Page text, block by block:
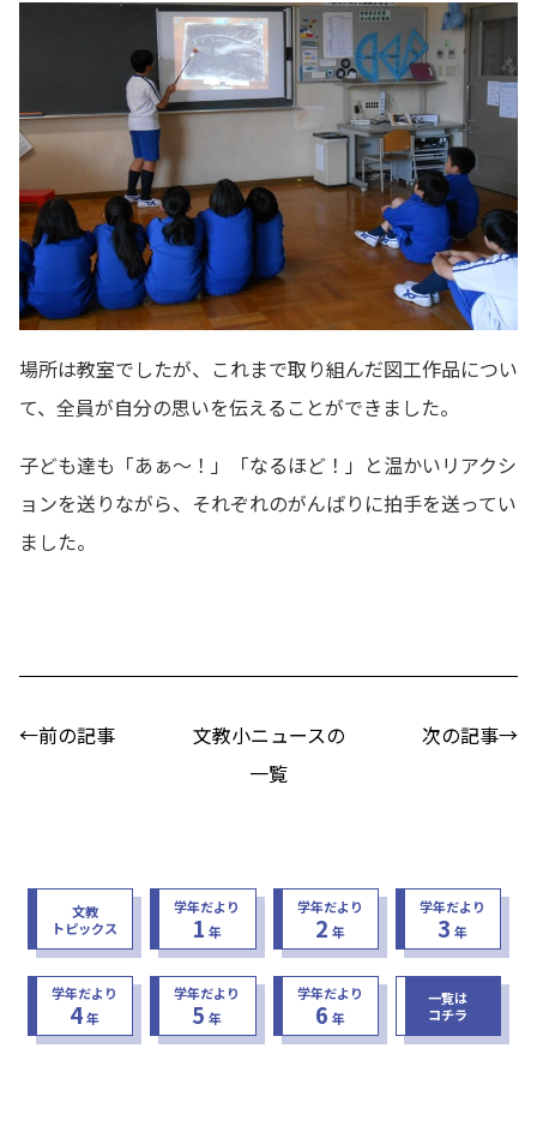
場所は教室でしたが、これまで取り組んだ図工作品につい
て、全員が自分の思いを伝えることができました。
子ども達も「あぁ～！」「なるほど！」と温かいリアクシ
ョンを送りながら、それぞれのがんばりに拍手を送ってい
ました。
←前の記事
文教小ニュースの
一覧
次の記事→
文教
トピックス
学年だより
1 年
学年だより
2 年
学年だより
3 年
学年だより
4年
学年だより
5 年
学年だより
6 年
一覧は
コチラ